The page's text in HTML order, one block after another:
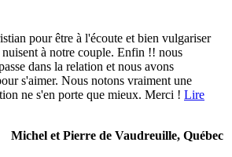
pour être à l'écoute et bien vulgariser
à notre couple. Enfin !! nous
dans la relation et nous avons
s'aimer. Nous notons vraiment une
ne s'en porte que mieux. Merci ! Lire
Michel et Pierre de Vaudreuille, Québec